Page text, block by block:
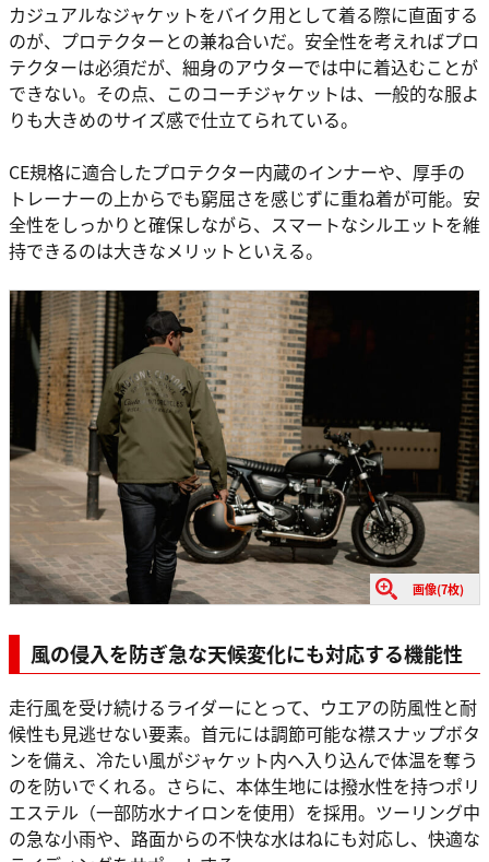
カジュアルなジャケットをバイク用として着る際に直面する
のが、プロテクターとの兼ね合いだ。安全性を考えればプロ
テクターは必須だが、細身のアウターでは中に着込むことが
できない。その点、このコーチジャケットは、一般的な服よ
りも大きめのサイズ感で仕立てられている。
CE規格に適合したプロテクター内蔵のインナーや、厚手の
トレーナーの上からでも窮屈さを感じずに重ね着が可能。安
全性をしっかりと確保しながら、スマートなシルエットを維
持できるのは大きなメリットといえる。
画像(7枚)
風の侵入を防ぎ急な天候変化にも対応する機能性
走行風を受け続けるライダーにとって、ウエアの防風性と耐
候性も見逃せない要素。首元には調節可能な襟スナップボタ
ンを備え、冷たい風がジャケット内へ入り込んで体温を奪う
のを防いでくれる。さらに、本体生地には撥水性を持つポリ
エステル（一部防水ナイロンを使用）を採用。ツーリング中
の急な小雨や、路面からの不快な水はねにも対応し、快適な